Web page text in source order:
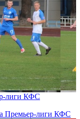
лиги КФС
Премьер-лиги КФС